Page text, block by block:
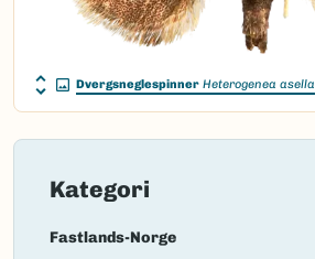
Dvergsneglespinner Heterogenea asella
Kategori
Fastlands-Norge